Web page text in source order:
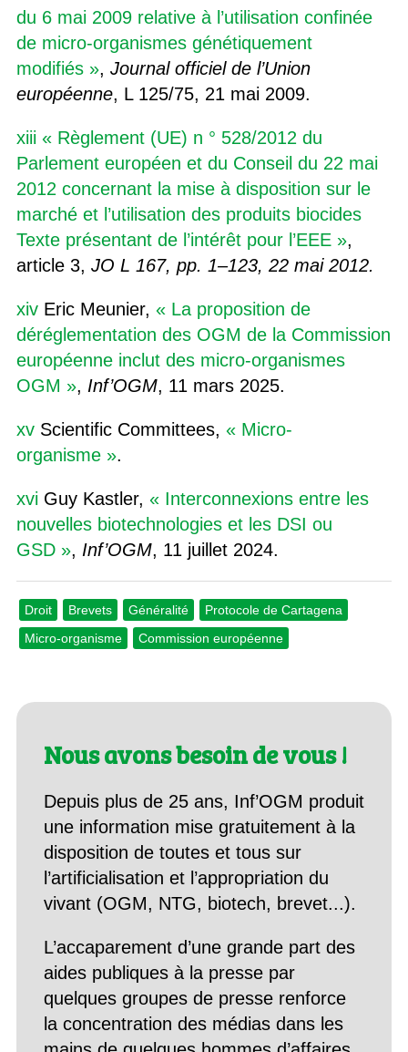
du 6 mai 2009 relative à l’utilisation confinée
de micro-organismes génétiquement
modifiés », Journal officiel de l’Union
européenne, L 125/75, 21 mai 2009.
xiii « Règlement (UE) n ° 528/2012 du
Parlement européen et du Conseil du 22 mai
2012 concernant la mise à disposition sur le
marché et l’utilisation des produits biocides
Texte présentant de l’intérêt pour l’EEE »,
article 3, JO L 167, pp. 1–123, 22 mai 2012.
xivEric Meunier, « La proposition de
déréglementation des OGM de la Commission
européenne inclut des micro-organismes
OGM », Inf’OGM, 11 mars 2025.
xvScientific Committees, « Micro-
organisme ».
xviGuy Kastler, « Interconnexions entre les
nouvelles biotechnologies et les DSI ou
GSD », Inf’OGM, 11 juillet 2024.
Droit Brevets Généralité
Protocole de Cartagena
Micro-organisme
Commission européenne
Nous avons besoin de vous !
Depuis plus de 25 ans, Inf’OGM produit
une information mise gratuitement à la
disposition de toutes et tous sur
l’artificialisation et l’appropriation du
vivant (OGM, NTG, biotech, brevet...).
L’accaparement d’une grande part des
aides publiques à la presse par
quelques groupes de presse renforce
la concentration des médias dans les